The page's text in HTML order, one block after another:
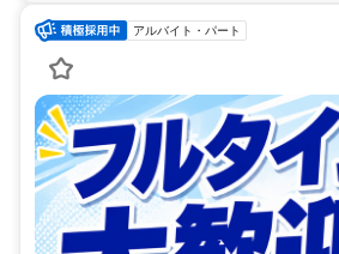
アルバイト・パート